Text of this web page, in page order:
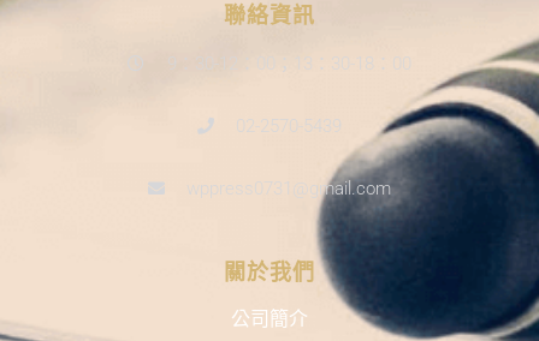
聯絡資訊
9：30-12：00；13：30-18：00
02-2570-5439
wppress0731@gmail.com
關於我們
公司簡介